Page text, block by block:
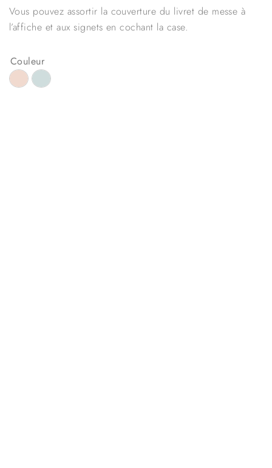
Vous pouvez assortir la couverture du livret de messe à
l’affiche et aux signets en cochant la case.
Couleur